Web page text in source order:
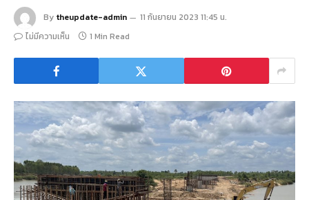
By theupdate-admin
11 กันยายน 2023 11:45 น.
ไม่มีความเห็น
1 Min Read